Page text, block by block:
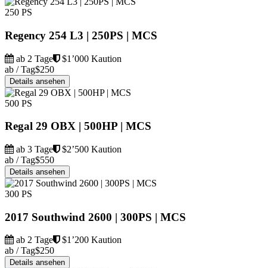
250 PS
Regency 254 L3 | 250PS | MCS
ab 2 Tage
$1’000 Kaution
ab / Tag$250
Details ansehen
500 PS
Regal 29 OBX | 500HP | MCS
ab 3 Tage
$2’500 Kaution
ab / Tag$550
Details ansehen
300 PS
2017 Southwind 2600 | 300PS | MCS
ab 2 Tage
$1’200 Kaution
ab / Tag$250
Details ansehen